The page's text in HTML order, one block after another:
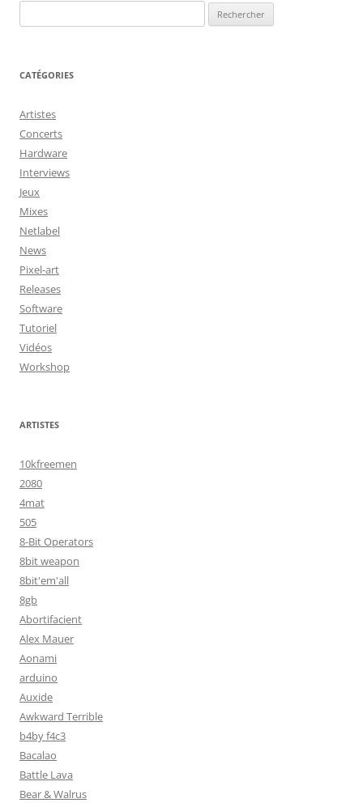
CATÉGORIES
Artistes
Concerts
Hardware
Interviews
Jeux
Mixes
Netlabel
News
Pixel-art
Releases
Software
Tutoriel
Vidéos
Workshop
ARTISTES
10kfreemen
2080
4mat
505
8-Bit Operators
8bit weapon
8bit'em'all
8gb
Abortifacient
Alex Mauer
Aonami
arduino
Auxide
Awkward Terrible
b4by f4c3
Bacalao
Battle Lava
Bear & Walrus